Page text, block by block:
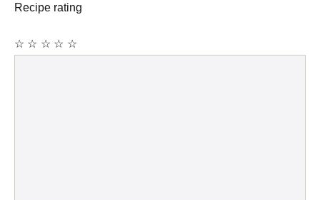
Recipe rating
☆
☆
☆
☆
☆